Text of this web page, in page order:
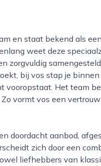
weet deze
zorgvuldig
bij vos stap je
vooropstaat. Het team
vormt vos een
zich door een
liefhebbers van